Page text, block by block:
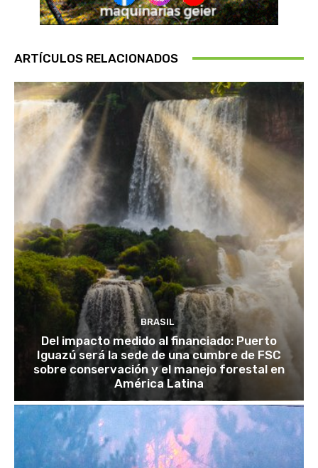
ARTÍCULOS RELACIONADOS
BRASIL
Del impacto medido al financiado: Puerto
Iguazú será la sede de una cumbre de FSC
sobre conservación y el manejo forestal en
América Latina